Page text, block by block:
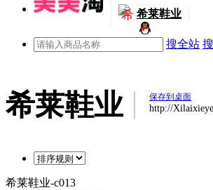
希 希莱鞋业
搜全站
希莱鞋业 保存到桌面
http://
希莱鞋业-c013